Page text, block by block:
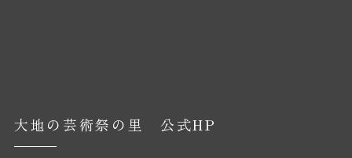
大地の芸術祭の里 公式HP